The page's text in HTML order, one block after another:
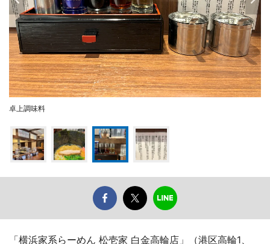
卓上調味料
「横浜家系らーめん 松壱家 白金高輪店」（港区高輪1、